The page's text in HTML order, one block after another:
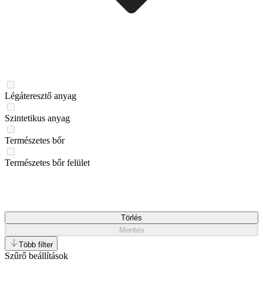
Légáteresztő anyag
Szintetikus anyag
Természetes bőr
Természetes bőr felület
Törlés
Mentés
Több filter
Szűrő beállítások